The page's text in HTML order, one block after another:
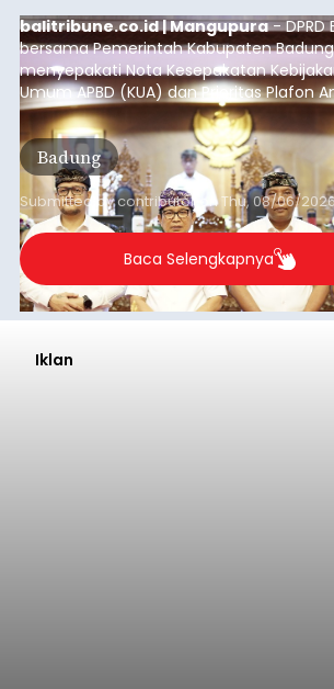
balitribune.co.id | Mangupura- DPRD
bersama Pemerintah Kabupaten Badung
menyepakati Nota Kesepakatan
Umum APBD (KUA) dan Prioritas Plafon
Sementara (PPAS) Tahun Anggaran
rapat paripurna yang digelar di Gedung
Badung, Kamis (6/8/2026).
Badung
Submitted bycontributor onThu, 08/06/
Baca Selengkapnya
Iklan